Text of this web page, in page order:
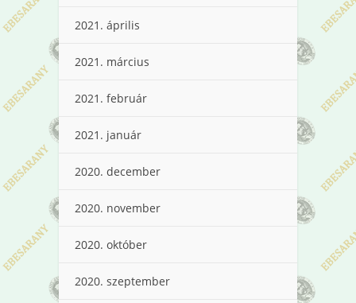
2021. április
2021. március
2021. február
2021. január
2020. december
2020. november
2020. október
2020. szeptember